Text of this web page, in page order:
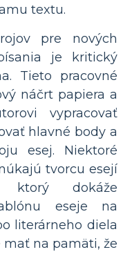
textu.
pre nových
je kritický
Tieto pracovné
náčrt papiera a
vypracovať
hlavné body a
esej. Niektoré
tvorcu esejí
ktorý dokáže
eseje na
literárneho diela
mať na pamäti, že